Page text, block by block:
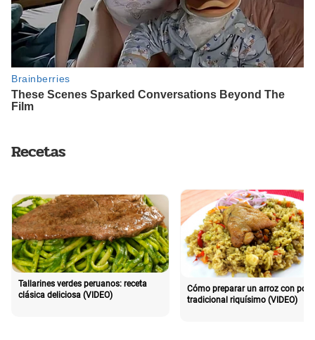
Recetas
Tallarines verdes peruanos: receta
clásica deliciosa (VIDEO)
Cómo preparar un arroz con pollo
tradicional riquísimo (VIDEO)